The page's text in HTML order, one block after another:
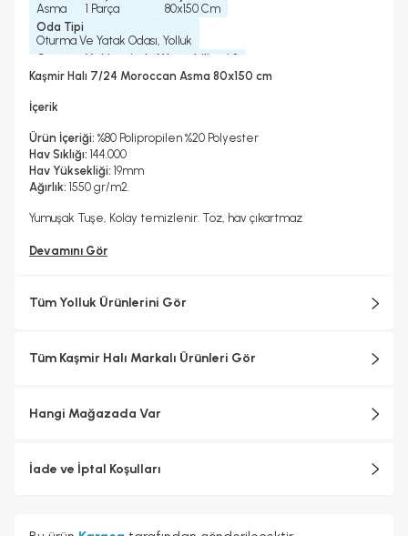
Asma
1 Parça
80x150 Cm
Oda Tipi
Oturma Ve Yatak Odası, Yolluk
Çamaşır Makinesinde Yıkanabilir mi ?
Hayır
Hayır
Hayır
2 Yıl
Halı Metrekare (M2)
1, 2
Kaşmir Halı 7/24 Moroccan Asma 80x150 cm
İçerik
Ürün İçeriği: %80 Polipropilen %20 Polyester
Hav Sıklığı: 144.000
Hav Yüksekliği: 19mm
Ağırlık: 1550 gr/m2.
Yumuşak Tuşe, Kolay temizlenir. Toz, hav çıkartmaz
Devamını Gör
Tüm Yolluk Ürünlerini Gör
Tüm Kaşmir Halı Markalı Ürünleri Gör
Hangi Mağazada Var
İade ve İptal Koşulları